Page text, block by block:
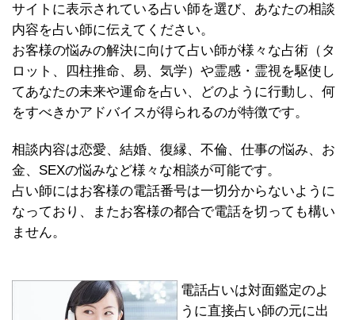
サイトに表示されている占い師を選び、あなたの相談
内容を占い師に伝えてください。
お客様の悩みの解決に向けて占い師が様々な占術（タ
ロット、四柱推命、易、気学）や霊感・霊視を駆使し
てあなたの未来や運命を占い、どのように行動し、何
をすべきかアドバイスが得られるのが特徴です。
相談内容は恋愛、結婚、復縁、不倫、仕事の悩み、お
金、SEXの悩みなど様々な相談が可能です。
占い師にはお客様の電話番号は一切分からないように
なっており、またお客様の都合で電話を切っても構い
ません。
電話占いは対面鑑定のよ
うに直接占い師の元に出